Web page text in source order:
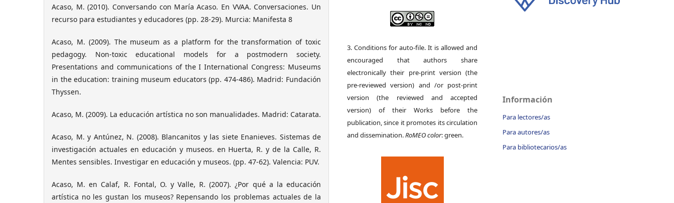
Acaso, M. (2010). Conversando con María Acaso. En VVAA. Conversaciones. Un
recurso para estudiantes y educadores (pp. 28-29). Murcia: Manifesta 8
Acaso, M. (2009). The museum as a platform for the transformation of toxic
pedagogy. Non-toxic educational models for a postmodern society.
Presentations and communications of the I International Congress: Museums
in the education: training museum educators (pp. 474-486). Madrid: Fundación
Thyssen.
Acaso, M. (2009). La educación artística no son manualidades. Madrid: Catarata.
Acaso, M. y Antúnez, N. (2008). Blancanitos y las siete Enanieves. Sistemas de
investigación actuales en educación y museos. en Huerta, R. y de la Calle, R.
Mentes sensibles. Investigar en educación y museos. (pp. 47-62). Valencia: PUV.
Acaso, M. en Calaf, R. Fontal, O. y Valle, R. (2007). ¿Por qué a la educación
artística no les gustan los museos? Repensando los problemas actuales de la
3. Conditions for auto-file. It is allowed and
encouraged that authors share
electronically their pre-print version (the
pre-reviewed version) and /or post-print
version (the reviewed and accepted
version) of their Works before the
publication, since it promotes its circulation
and dissemination.RoMEO color: green.
Información
Para lectores/as
Para autores/as
Para bibliotecarios/as